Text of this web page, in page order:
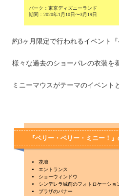
パーク：東京ディズニーランド
期間：2020年1月10日〜3月19日
約3ヶ月限定で行われるイベント
様々な過去のショーパレの衣装を
ミニーマウスがテーマのイベント
『ベリー・ベリー・ミニー！
花壇
エントランス
ショーウィンドウ
シンデレラ城前のフォトロケーショ
プラザのバナー